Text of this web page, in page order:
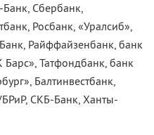
Сбербанк,
Росбанк, «Уралсиб»,
Райффайзенбанк, банк
Барс», Татфондбанк, банк
Балтинвестбанк,
СКБ-Банк, Ханты-